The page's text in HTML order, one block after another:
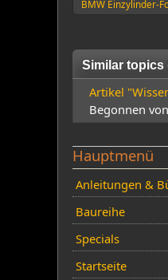
BMW Einzylinder-
Similar topics
Artikel
Begonnen von
Hauptmenü
Anleitungen &
Baureihe
Specials
Startseite